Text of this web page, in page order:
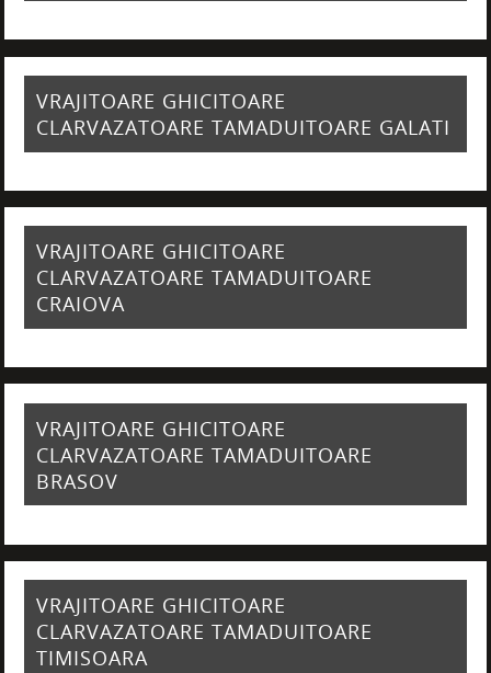
VRAJITOARE GHICITOARE
CLARVAZATOARE TAMADUITOARE GALATI
VRAJITOARE GHICITOARE
CLARVAZATOARE TAMADUITOARE
CRAIOVA
VRAJITOARE GHICITOARE
CLARVAZATOARE TAMADUITOARE
BRASOV
VRAJITOARE GHICITOARE
CLARVAZATOARE TAMADUITOARE
TIMISOARA